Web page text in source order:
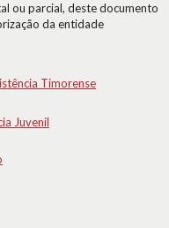
ou parcial, deste documento
da entidade
Timorense
Juvenil